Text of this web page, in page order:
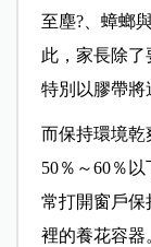
至塵?、蟑螂
此，家長除
特別以膠帶將
而保持環境乾
50％～60％
常打開窗戶保
裡的養花容器